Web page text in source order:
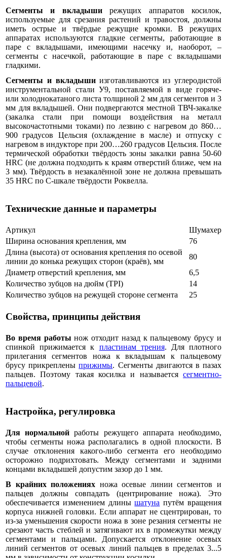
Сегменты и вкладыширежущих аппаратов косилок,
используемые для срезания растений и травостоя, должны
иметь острые и твёрдые режущие кромки. В режущих
аппаратах используются гладкие сегменты, работающие в
паре с вкладышами, имеющими насечку и, наоборот, –
сегменты с насечкой, работающие в паре с вкладышами
гладкими.
Сегменты и вкладышиизготавливаются из углеродистой
инструментальной стали У9, поставляемой в виде горяче-
или холоднокатаного листа толщиной 2 мм для сегментов и 3
мм для вкладышей. Они подвергаются местной ТВЧ-закалке
(закалка стали при помощи воздействия на металл
высокочастотными токами) по лезвию с нагревом до 860…
900 градусов Цельсия (охлаждение в масле) и отпуску с
нагревом в индукторе при 200…260 градусов Цельсия. После
термической обработки твёрдость зоны закалки равна 50-60
НRС (не должна подходить к краям отверстий ближе, чем на
3 мм). Твёрдость в незакалённой зоне не должна превышать
35 HRC по C-шкале твёрдости Роквелла.
Технические данные и параметры
Артикул
Шумахер
Ширина основания крепления, мм
76
Длина (высота) от основания крепления по осевой
линии до конька режущих сторон (краёв), мм
80
Диаметр отверстий крепления, мм
6,5
Количество зубцов на дюйм (TPI)
14
Количество зубцов на режущей стороне сегмента
25
Свойства, принципы действия
Во время работы нож отходит назад к пальцевому брусу и
спинкой прижимается к пластинам трения. Для плотного
прилегания сегментов ножа к вкладышам к пальцевому
брусу прикрепленыприжимы. Сегменты двигаются в пазах
пальцев. Поэтому такая косилка и называется сегментно-
пальцевой.
Настройка, регулировка
Для нормальной работы режущего аппарата необходимо,
чтобы сегменты ножа располагались в одной плоскости. В
случае отклонения какого-либо сегмента его необходимо
осторожно подрихтовать. Между сегментами и задними
концами вкладышей допустим зазор до 1 мм.
В крайних положениях ножа осевые линии сегментов и
пальцев должны совпадать (центрирование ножа). Это
обеспечивается изменением длинышатуна путём вращения
корпуса нижней головки. Если аппарат не сцентрирован, то
из-за уменьшения скорости ножа в зоне резания сегменты не
срезают часть стеблей и затягивают их в промежутки между
сегментами и пальцами. Допускается отклонение осевых
линий сегментов от осевых линий пальцев в пределах 3...5